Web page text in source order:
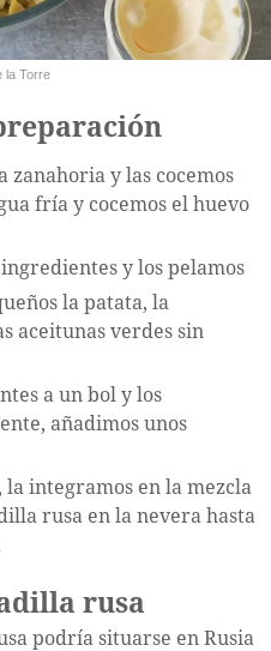
la Torre
zanahoria y las cocemos
fría y cocemos el huevo
y los pelamos
la patata, la
aceitunas verdes sin
a un bol y los
añadimos unos
la integramos en la mezcla
rusa en la nevera hasta
rusa
podría situarse en Rusia